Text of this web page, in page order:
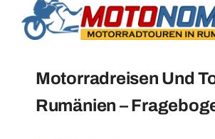
Motorradreisen Und
Rumänien –